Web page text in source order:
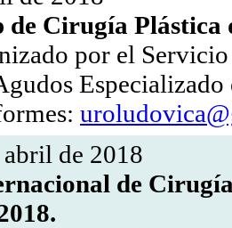
de Cirugía Plástica
por el
de 2018
de